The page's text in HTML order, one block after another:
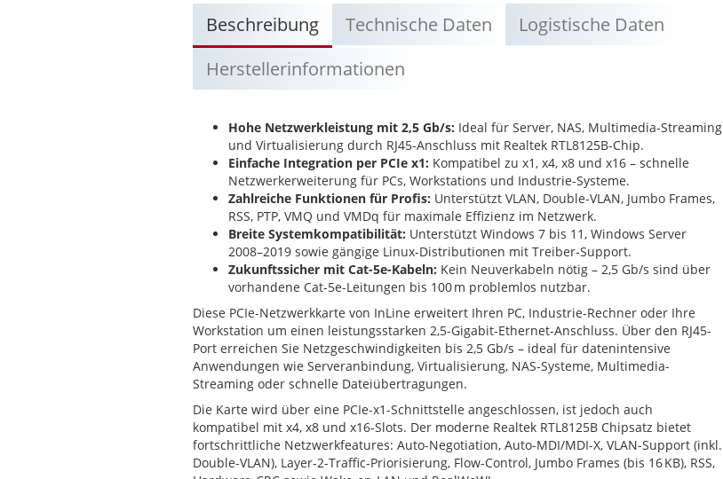
Beschreibung Technische Daten
Logistische Daten
Herstellerinformationen
Hohe Netzwerkleistung mit 2,5 Gb/s: Ideal für Server, NAS, Multimedia-Streaming
und Virtualisierung durch RJ45-Anschluss mit Realtek RTL8125B-Chip.
Einfache Integration per PCIe x1: Kompatibel zu x1, x4, x8 und x16 – schnelle
Netzwerkerweiterung für PCs, Workstations und Industrie-Systeme.
Zahlreiche Funktionen für Profis: Unterstützt VLAN, Double-VLAN, Jumbo Frames,
RSS, PTP, VMQ und VMDq für maximale Effizienz im Netzwerk.
Breite Systemkompatibilität: Unterstützt Windows 7 bis 11, Windows Server
2008–2019 sowie gängige Linux-Distributionen mit Treiber-Support.
Zukunftssicher mit Cat-5e-Kabeln: Kein Neuverkabeln nötig – 2,5 Gb/s sind über
vorhandene Cat-5e-Leitungen bis 100 m problemlos nutzbar.
Diese PCIe-Netzwerkkarte von InLine erweitert Ihren PC, Industrie-Rechner oder Ihre
Workstation um einen leistungsstarken 2,5-Gigabit-Ethernet-Anschluss. Über den RJ45-
Port erreichen Sie Netzgeschwindigkeiten bis 2,5 Gb/s – ideal für datenintensive
Anwendungen wie Serveranbindung, Virtualisierung, NAS-Systeme, Multimedia-
Streaming oder schnelle Dateiübertragungen.
Die Karte wird über eine PCIe-x1-Schnittstelle angeschlossen, ist jedoch auch
kompatibel mit x4, x8 und x16-Slots. Der moderne Realtek RTL8125B Chipsatz bietet
fortschrittliche Netzwerkfeatures: Auto-Negotiation, Auto-MDI/MDI-X, VLAN-Support (inkl.
Double-VLAN), Layer-2-Traffic-Priorisierung, Flow-Control, Jumbo Frames (bis 16 KB), RSS,